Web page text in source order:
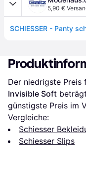
5,90 €
SCHIESSER - Panty
Der niedrigste Preis
Invisible Soft
günstigste Preis im
Vergleiche:
Schiesser
Schiesser Slips